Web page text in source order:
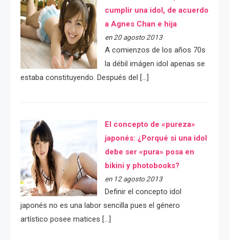
cumplir una idol, de acuerdo
a Agnes Chan e hija
en 20 agosto 2013
A comienzos de los años 70s
la débil imágen idol apenas se
estaba constituyendo. Después del […]
El concepto de «pureza»
japonés: ¿Porqué si una idol
debe ser «pura» posa en
bikini y photobooks?
en 12 agosto 2013
Definir el concepto idol
japonés no es una labor sencilla pues el género
artístico posee matices […]